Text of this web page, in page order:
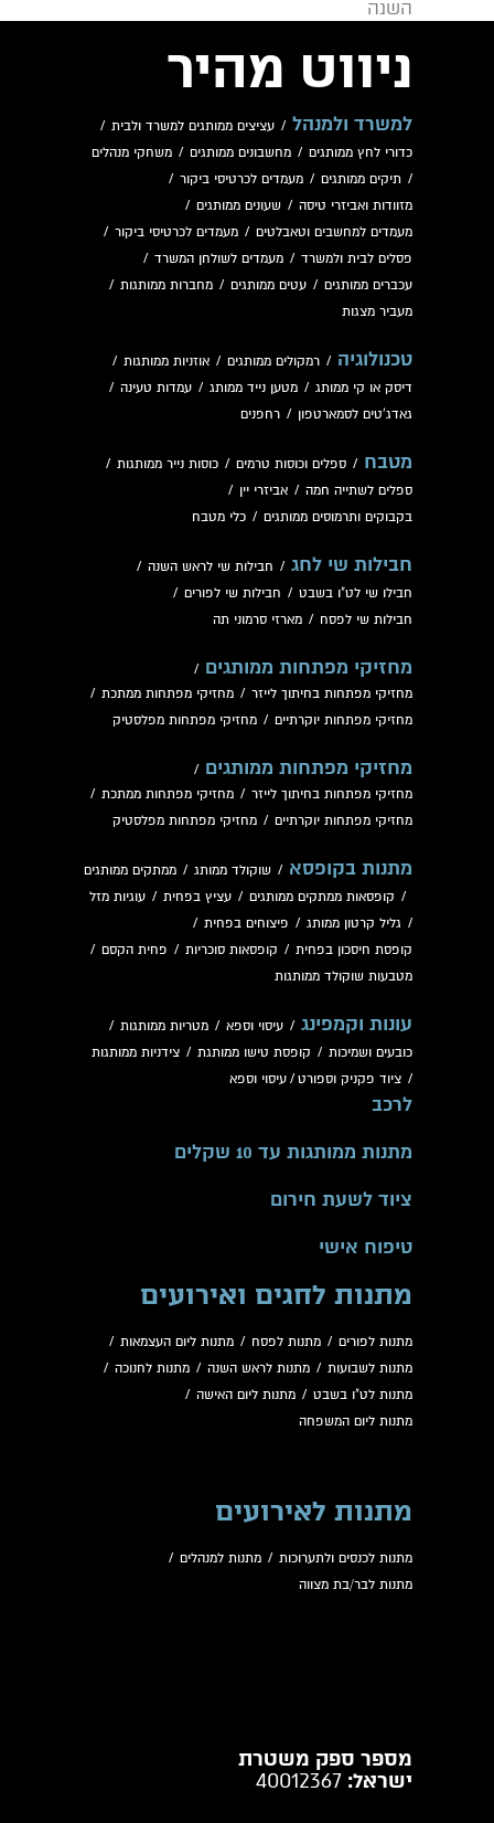
השנה
ניווט מהיר
למשרד ולמנהל / עציצים ממותגים למשרד ולבית /
כדורי לחץ ממותגים / מחשבונים ממותגים / משחקי מנהלים
/ תיקים ממותגים / מעמדים לכרטיסי ביקור /
מזוודות ואביזרי טיסה / שעונים ממותגים /
מעמדים למחשבים וטאבלטים / מעמדים לכרטיסי ביקור /
פסלים לבית ולמשרד / מעמדים לשולחן המשרד /
עכברים ממותגים / עטים ממותגים / מחברות ממותגות /
מעביר מצגות
טכנולוגיה / רמקולים ממותגים / אוזניות ממותגות /
דיסק או קי ממותג / מטען נייד ממותג / עמדות טעינה /
גאדג'טים לסמארטפון / רחפנים
מטבח / ספלים וכוסות טרמים / כוסות נייר ממותגות /
ספלים לשתייה חמה / אביזרי יין /
בקבוקים ותרמוסים ממותגים / כלי מטבח
חבילות שי לחג / חבילות שי לראש השנה /
חבילו שי לט"ו בשבט / חבילות שי לפורים /
חבילות שי לפסח / מארזי סרמוני תה
מחזיקי מפתחות ממותגים /
מחזיקי מפתחות בחיתוך לייזר / מחזיקי מפתחות ממתכת /
מחזיקי מפתחות יוקרתיים / מחזיקי מפתחות מפלסטיק
מחזיקי מפתחות ממותגים /
מחזיקי מפתחות בחיתוך לייזר / מחזיקי מפתחות ממתכת /
מחזיקי מפתחות יוקרתיים / מחזיקי מפתחות מפלסטיק
מתנות בקופסא / שוקולד ממותג / ממתקים ממותגים
/ קופסאות ממתקים ממותגים / עציץ בפחית / עוגיות מזל
/ גליל קרטון ממותג / פיצוחים בפחית /
קופסת חיסכון בפחית / קופסאות סוכריות / פחית הקסם /
מטבעות שוקולד ממותגות
עונות וקמפינג / עיסוי וספא / מטריות ממותגות /
כובעים ושמיכות / קופסת טישו ממותגת / צידניות ממותגות
/ ציוד פקניק וספורט / עיסוי וספא
לרכב
מתנות ממותגות עד 10 שקלים
ציוד לשעת חירום
טיפוח אישי
מתנות לחגים ואירועים
מתנות לפורים / מתנות לפסח / מתנות ליום העצמאות /
מתנות לשבועות / מתנות לראש השנה / מתנות לחנוכה /
מתנות לט"ו בשבט / מתנות ליום האישה /
מתנות ליום המשפחה
מתנות לאירועים
מתנות לכנסים ולתערוכות / מתנות למנהלים /
מתנות לבר/בת מצווה
מספר ספק משטרת
ישראל: